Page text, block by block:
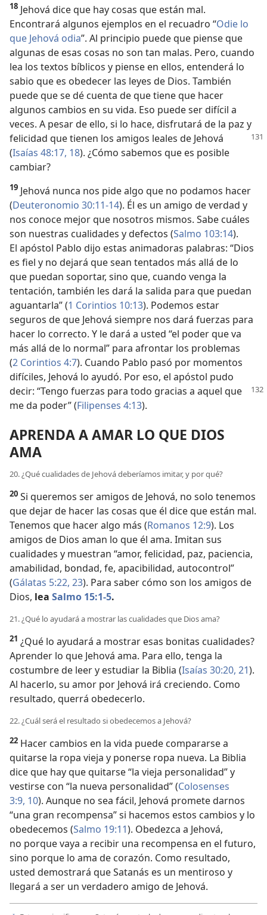
18 Jehová dice que hay cosas que están mal.
Encontrará algunos ejemplos en el recuadro “Odie lo
que Jehová odia”. Al principio puede que piense que
algunas de esas cosas no son tan malas. Pero, cuando
lea los textos bíblicos y piense en ellos, entenderá lo
sabio que es obedecer las leyes de Dios. También
puede que se dé cuenta de que tiene que hacer
algunos cambios en su vida. Eso puede ser difícil a
veces. A pesar de ello, si lo hace, disfrutará de la paz y
felicidad que tienen los amigos leales de Jehová
(Isaías 48:17, 18). ¿Cómo sabemos que es posible
cambiar?
19 Jehová nunca nos pide algo que no podamos hacer
(Deuteronomio 30:11-14). Él es un amigo de verdad y
nos conoce mejor que nosotros mismos. Sabe cuáles
son nuestras cualidades y defectos (Salmo 103:14).
El apóstol Pablo dijo estas animadoras palabras: “Dios
es fiel y no dejará que sean tentados más allá de lo
que puedan soportar, sino que, cuando venga la
tentación, también les dará la salida para que puedan
aguantarla” (1 Corintios 10:13). Podemos estar
seguros de que Jehová siempre nos dará fuerzas para
hacer lo correcto. Y le dará a usted “el poder que va
más allá de lo normal” para afrontar los problemas
(2 Corintios 4:7). Cuando Pablo pasó por momentos
difíciles, Jehová lo ayudó. Por eso, el apóstol pudo
decir: “Tengo fuerzas para todo gracias a aquel que
me da poder” (Filipenses 4:13).
APRENDA A AMAR LO QUE DIOS
AMA
20. ¿Qué cualidades de Jehová deberíamos imitar, y por qué?
20 Si queremos ser amigos de Jehová, no solo tenemos
que dejar de hacer las cosas que él dice que están mal.
Tenemos que hacer algo más (Romanos 12:9). Los
amigos de Dios aman lo que él ama. Imitan sus
cualidades y muestran “amor, felicidad, paz, paciencia,
amabilidad, bondad, fe, apacibilidad, autocontrol”
(Gálatas 5:22, 23). Para saber cómo son los amigos de
Dios, lea Salmo 15:1-5.
21. ¿Qué lo ayudará a mostrar las cualidades que Dios ama?
21 ¿Qué lo ayudará a mostrar esas bonitas cualidades?
Aprender lo que Jehová ama. Para ello, tenga la
costumbre de leer y estudiar la Biblia (Isaías 30:20, 21).
Al hacerlo, su amor por Jehová irá creciendo. Como
resultado, querrá obedecerlo.
22. ¿Cuál será el resultado si obedecemos a Jehová?
22 Hacer cambios en la vida puede compararse a
quitarse la ropa vieja y ponerse ropa nueva. La Biblia
dice que hay que quitarse “la vieja personalidad” y
vestirse con “la nueva personalidad” (Colosenses
3:9, 10). Aunque no sea fácil, Jehová promete darnos
“una gran recompensa” si hacemos estos cambios y lo
obedecemos (Salmo 19:11). Obedezca a Jehová,
no porque vaya a recibir una recompensa en el futuro,
sino porque lo ama de corazón. Como resultado,
usted demostrará que Satanás es un mentiroso y
llegará a ser un verdadero amigo de Jehová.